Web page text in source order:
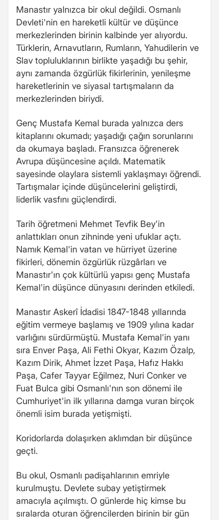
Manastır yalnızca bir okul değildi. Osmanlı
Devleti'nin en hareketli kültür ve düşünce
merkezlerinden birinin kalbinde yer alıyordu.
Türklerin, Arnavutların, Rumların, Yahudilerin ve
Slav topluluklarının birlikte yaşadığı bu şehir,
aynı zamanda özgürlük fikirlerinin, yenileşme
hareketlerinin ve siyasal tartışmaların da
merkezlerinden biriydi.
Genç Mustafa Kemal burada yalnızca ders
kitaplarını okumadı; yaşadığı çağın sorunlarını
da okumaya başladı. Fransızca öğrenerek
Avrupa düşüncesine açıldı. Matematik
sayesinde olaylara sistemli yaklaşmayı öğrendi.
Tartışmalar içinde düşüncelerini geliştirdi,
liderlik vasfını güçlendirdi.
Tarih öğretmeni Mehmet Tevfik Bey'in
anlattıkları onun zihninde yeni ufuklar açtı.
Namık Kemal'in vatan ve hürriyet üzerine
fikirleri, dönemin özgürlük rüzgârları ve
Manastır'ın çok kültürlü yapısı genç Mustafa
Kemal'in düşünce dünyasını derinden etkiledi.
Manastır Askerî İdadisi 1847-1848 yıllarında
eğitim vermeye başlamış ve 1909 yılına kadar
varlığını sürdürmüştü. Mustafa Kemal'in yanı
sıra Enver Paşa, Ali Fethi Okyar, Kazım Özalp,
Kazım Dirik, Ahmet İzzet Paşa, Hafız Hakkı
Paşa, Cafer Tayyar Eğilmez, Nuri Conker ve
Fuat Bulca gibi Osmanlı'nın son dönemi ile
Cumhuriyet'in ilk yıllarına damga vuran birçok
önemli isim burada yetişmişti.
Koridorlarda dolaşırken aklımdan bir düşünce
geçti.
Bu okul, Osmanlı padişahlarının emriyle
kurulmuştu. Devlete subay yetiştirmek
amacıyla açılmıştı. O günlerde hiç kimse bu
sıralarda oturan öğrencilerden birinin bir gün